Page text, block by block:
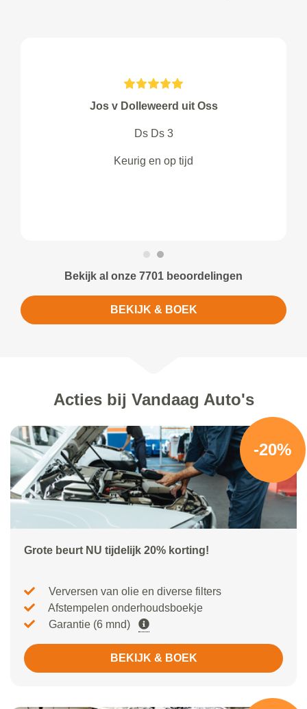
Jos v Dolleweerd uit Oss
Ds Ds 3
Keurig en op tijd
Bekijk al onze 7701 beoordelingen
BEKIJK & BOEK
Acties bij Vandaag Auto's
-20%
Grote beurt NU tijdelijk 20% korting!
Verversen van olie en diverse filters
Afstempelen onderhoudsboekje
Garantie (6 mnd)
BEKIJK & BOEK